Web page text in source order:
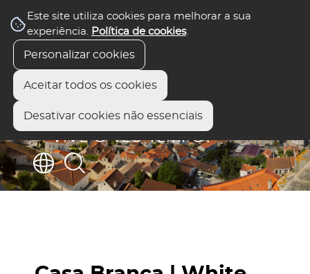
Este site utiliza cookies para melhorar a sua
experiência. Política de cookies.
Personalizar cookies
Aceitar todos os cookies
Desativar cookies não essenciais